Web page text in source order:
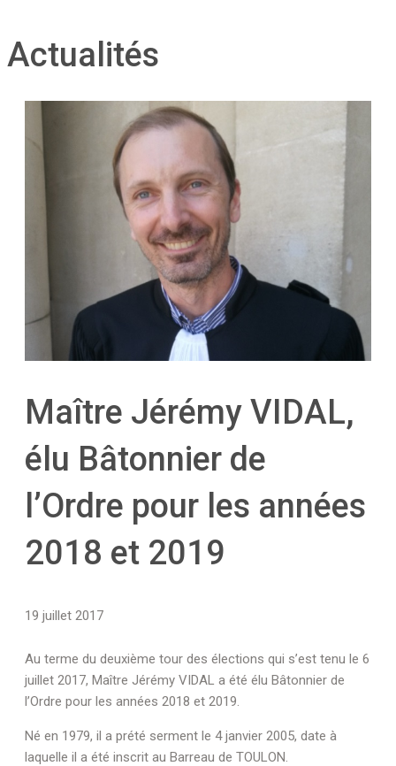
Actualités
Maître Jérémy VIDAL,
élu Bâtonnier de
l’Ordre pour les années
2018 et 2019
19 juillet 2017
Au terme du deuxième tour des élections qui s’est tenu le 6
juillet 2017, Maître Jérémy VIDAL a été élu Bâtonnier de
l’Ordre pour les années 2018 et 2019.
Né en 1979, il a prété serment le 4 janvier 2005, date à
laquelle il a été inscrit au Barreau de TOULON.